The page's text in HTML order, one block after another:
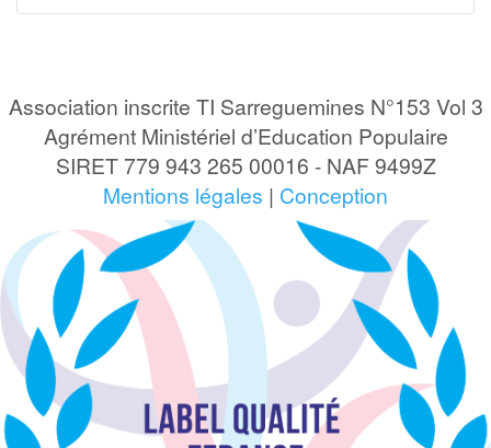
Association inscrite TI Sarreguemines N°153 Vol 3
Agrément Ministériel d’Education Populaire
SIRET 779 943 265 00016 - NAF 9499Z
Mentions légales | Conception